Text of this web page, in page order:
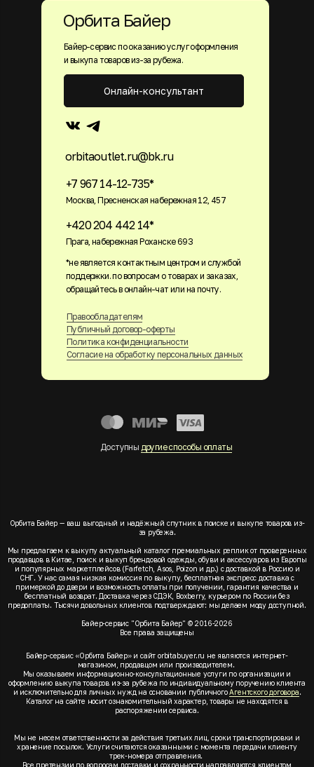
Байер-сервис по оказанию услуг оформления
и выкупа товаров из-за рубежа.
+7 967 14-12-735*
Москва, Пресненская набережная 12, 457
+420 204 442 14*
Прага, набережная Роханске 693
orbitaoutlet.ru@bk.ru
Правообладателям
Публичный договор-оферты
Политика конфиденциальности
Согласие на обработку персональных данных
Онлайн-консультант
Орбита Байер
Доступны другие способы оплаты
*не является контактным центром и службой
поддержки. по вопросам о товарах и заказах,
обращайтесь в онлайн-чат или на почту.
Орбита Байер — ваш выгодный и надёжный спутник в поиске и выкупе товаров из-
за рубежа.
Мы предлагаем к выкупу актуальный каталог премиальных реплик от проверенных
продавцов в Китае, поиск и выкуп брендовой одежды, обуви и аксессуаров из Европы
и популярных маркетплейсов (Farfetch, Asos, Poizon и др.) с доставкой в Россию и
СНГ. У нас самая низкая комиссия по выкупу, бесплатная экспресс доставка с
примеркой до двери и возможность оплаты при получении, гарантия качества и
бесплатный возврат. Доставка через СДЭК, Boxberry, курьером по России без
предоплаты. Тысячи довольных клиентов подтверждают: мы делаем моду доступной.
Байер-сервис "Орбита Байер" © 2016-2026
Все права защищены
Байер-сервис «Орбита Байер» и сайт orbitabuyer.ru не являются интернет-
магазином, продавцом или производителем.
Мы оказываем информационно-консультационные услуги по организации и
оформлению выкупа товаров из-за рубежа по индивидуальному поручению клиента
и исключительно для личных нужд на основании публичногоАгентского договора.
Каталог на сайте носит ознакомительный характер, товары не находятся в
распоряжении сервиса.
Мы не несем ответственности за действия третьих лиц, сроки транспортировки и
хранение посылок. Услуги считаются оказанными с момента передачи клиенту
трек-номера отправления.
Все претензии по вопросам доставки и сохранности направляются клиентом